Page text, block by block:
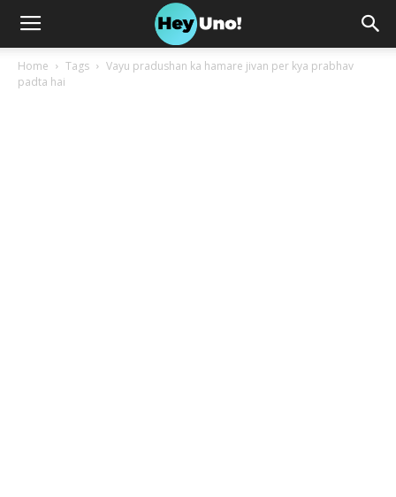
Home Tags
Vayu pradushan ka hamare jivan per kya prabhav
padta hai